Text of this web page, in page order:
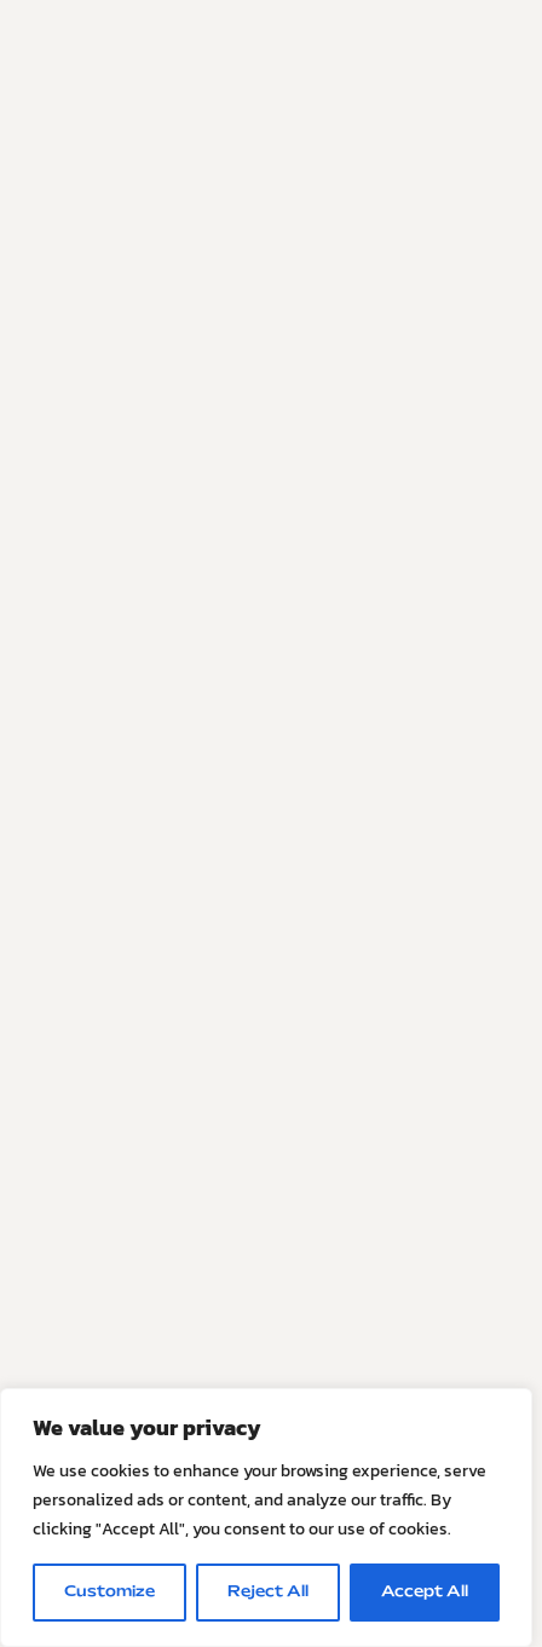
We value your privacy
We use cookies to enhance your browsing experience, serve
personalized ads or content, and analyze our traffic. By
clicking "Accept All", you consent to our use of cookies.
Customize Reject All Accept All